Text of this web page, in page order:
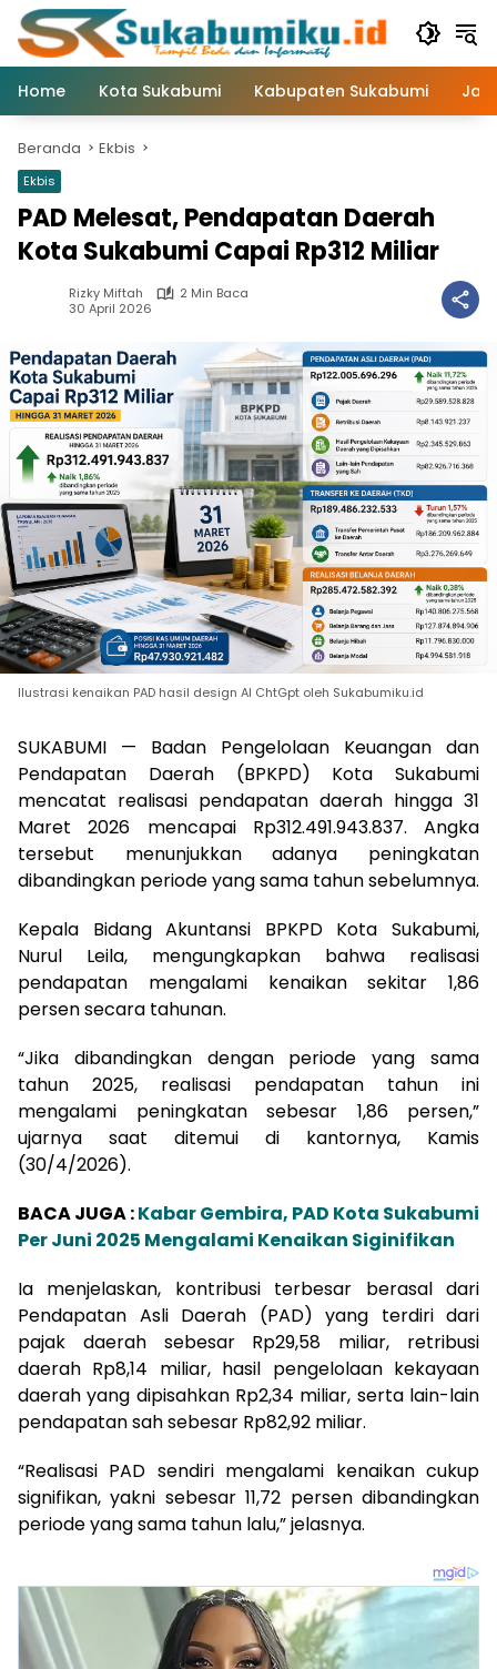
Langsung
konten
Home
Kota Sukabumi Kabupaten Sukabumi
Beranda Ekbis
Ekbis
PAD Melesat, Pendapatan Daerah
Kota Sukabumi Capai Rp312 Miliar
Rizky Miftah
2 Min Baca
30 April 2026
Ilustrasi kenaikan PAD hasil design AI ChtGpt oleh Sukabumiku.id
SUKABUMI — Badan Pengelolaan Keuangan dan
Pendapatan Daerah (BPKPD) Kota Sukabumi
mencatat realisasi pendapatan daerah hingga 31
Maret 2026 mencapai Rp312.491.943.837. Angka
tersebut menunjukkan adanya peningkatan
dibandingkan periode yang sama tahun sebelumnya.
Kepala Bidang Akuntansi BPKPD Kota Sukabumi,
Nurul Leila, mengungkapkan bahwa realisasi
pendapatan mengalami kenaikan sekitar 1,86
persen secara tahunan.
“Jika dibandingkan dengan periode yang sama
tahun 2025, realisasi pendapatan tahun ini
mengalami peningkatan sebesar 1,86 persen,”
ujarnya saat ditemui di kantornya, Kamis
(30/4/2026).
BACA JUGA :Kabar Gembira, PAD Kota Sukabumi
Per Juni 2025 Mengalami Kenaikan Siginifikan
Ia menjelaskan, kontribusi terbesar berasal dari
Pendapatan Asli Daerah (PAD) yang terdiri dari
pajak daerah sebesar Rp29,58 miliar, retribusi
daerah Rp8,14 miliar, hasil pengelolaan kekayaan
daerah yang dipisahkan Rp2,34 miliar, serta lain-lain
pendapatan sah sebesar Rp82,92 miliar.
“Realisasi PAD sendiri mengalami kenaikan cukup
signifikan, yakni sebesar 11,72 persen dibandingkan
periode yang sama tahun lalu,” jelasnya.